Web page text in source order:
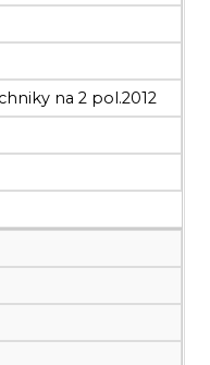
na 2 pol.2012